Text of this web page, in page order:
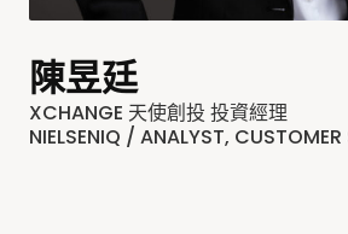
陳昱廷
XCHANGE 天使創投 投資經理
NIELSENIQ / ANALYST,